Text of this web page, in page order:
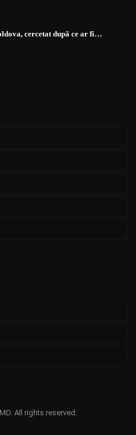
cercetat după ce ar fi…
All rights reserved.